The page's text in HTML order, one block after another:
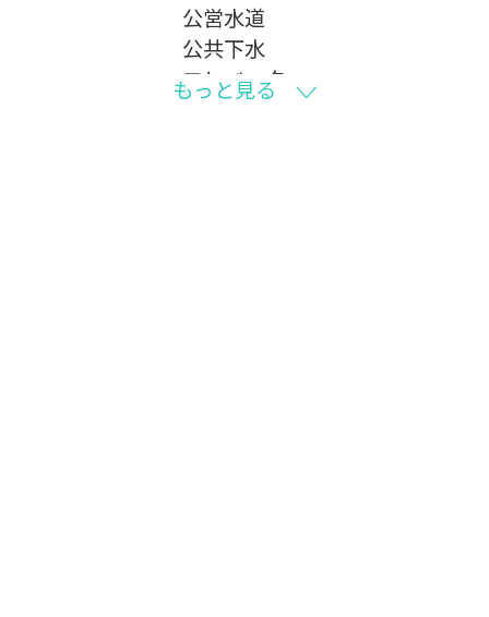
公営水道
公共下水
エレベーター
電気有
もっと見る